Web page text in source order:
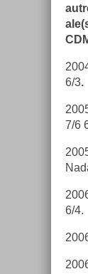
6/3.
7/6
6/4.